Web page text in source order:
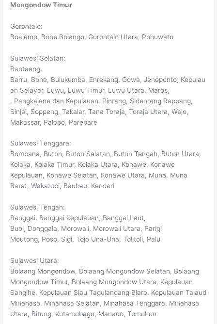
Mongondow Timur
Gorontalo:
Boalemo, Bone Bolango, Gorontalo Utara, Pohuwato
Sulawesi Selatan:
Bantaeng,
Barru, Bone, Bulukumba, Enrekang, Gowa, Jeneponto, Kepulau
an Selayar, Luwu, Luwu Timur, Luwu Utara, Maros,
, Pangkajene dan Kepulauan, Pinrang, Sidenreng Rappang,
Sinjai, Soppeng, Takalar, Tana Toraja, Toraja Utara, Wajo,
Makassar, Palopo, Parepare
Sulawesi Tenggara:
Bombana, Buton, Buton Selatan, Buton Tengah, Buton Utara,
Kolaka, Kolaka Timur, Kolaka Utara, Konawe, Konawe
Kepulauan, Konawe Selatan, Konawe Utara, Muna, Muna
Barat, Wakatobi, Baubau, Kendari
Sulawesi Tengah:
Banggai, Banggai Kepulauan, Banggai Laut,
Buol, Donggala, Morowali, Morowali Utara, Parigi
Moutong, Poso, Sigi, Tojo Una-Una, Tolitoli, Palu
Sulawesi Utara:
Bolaang Mongondow, Bolaang Mongondow Selatan, Bolaang
Mongondow Timur, Bolaang Mongondow Utara, Kepulauan
Sangihe, Kepulauan Siau Tagulandang Biaro, Kepulauan Talaud
Minahasa, Minahasa Selatan, Minahasa Tenggara, Minahasa
Utara, Bitung, Kotamobagu, Manado, Tomohon